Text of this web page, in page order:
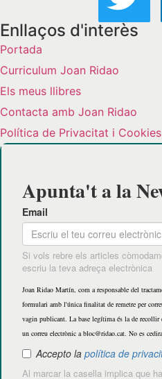
Enllaços d'interès
Portada
Curriculum Joan Ridao
Els meus llibres
Contacta amb Joan Ridao
Política de Privacitat i Cookies